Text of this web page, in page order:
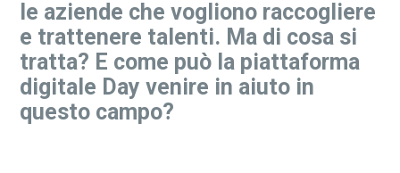
le aziende che vogliono raccogliere
e trattenere talenti. Ma di cosa si
tratta? E come può la piattaforma
digitale Day venire in aiuto in
questo campo?